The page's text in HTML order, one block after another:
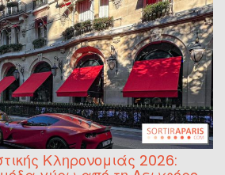
Κληρονομιάς 2026: